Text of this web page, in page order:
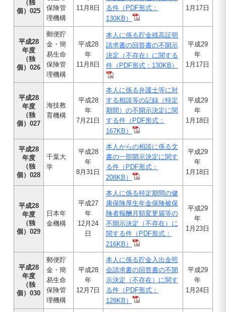
（独
個）025
保険管
理機構
11月8日
る件（PDF形式：
130KB）
1月17日
平成28
年度
（独
個）026
郵便貯
金・簡
易生命
保険管
理機構
平成28
年
11月8日
本人に係る貯金残高証明
請求書の回答書の不開示
決定（不存在）に関する
件（PDF形式：130KB）
平成29
年
1月17日
平成28
年度
（独
個）027
海技教
育機構
平成28
年
7月21日
本人に係る弁護士等に対
する相談等の記録（特定
期間）の不開示決定に関
する件（PDF形式：
167KB）
平成29
年
1月18日
平成28
年度
（独
個）028
千葉大
学
平成28
年
8月31日
本人からの相談に係る文
書の一部開示決定に関す
る件（PDF形式：
208KB）
平成29
年
1月18日
平成28
年度
（独
個）029
日本年
金機構
平成27
年
12月24
日
本人に係る特定期間の健
康保険厚生年金保険被保
険者報酬月額変更届等の
不開示決定（不存在）に
関する件（PDF形式：
216KB）
平成29
年
1月23日
平成28
年度
（独
個）030
郵便貯
金・簡
易生命
保険管
理機構
平成28
年
12月7日
本人に係る貯金入出金照
会請求書の回答書の不開
示決定（不存在）に関す
る件（PDF形式：
128KB）
平成29
年
1月24日